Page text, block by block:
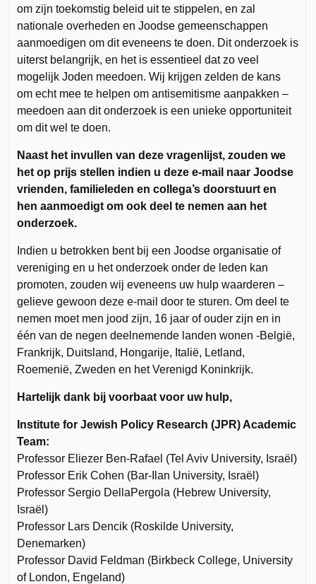
om zijn toekomstig beleid uit te stippelen, en zal
nationale overheden en Joodse gemeenschappen
aanmoedigen om dit eveneens te doen. Dit onderzoek is
uiterst belangrijk, en het is essentieel dat zo veel
mogelijk Joden meedoen. Wij krijgen zelden de kans
om echt mee te helpen om antisemitisme aanpakken –
meedoen aan dit onderzoek is een unieke opportuniteit
om dit wel te doen.
Naast het invullen van deze vragenlijst, zouden we
het op prijs stellen indien u deze e-mail naar Joodse
vrienden, familieleden en collega’s doorstuurt en
hen aanmoedigt om ook deel te nemen aan het
onderzoek.
Indien u betrokken bent bij een Joodse organisatie of
vereniging en u het onderzoek onder de leden kan
promoten, zouden wij eveneens uw hulp waarderen –
gelieve gewoon deze e-mail door te sturen. Om deel te
nemen moet men jood zijn, 16 jaar of ouder zijn en in
één van de negen deelnemende landen wonen -België,
Frankrijk, Duitsland, Hongarije, Italië, Letland,
Roemenië, Zweden en het Verenigd Koninkrijk.
Hartelijk dank bij voorbaat voor uw hulp,
Institute for Jewish Policy Research (JPR) Academic
Team:
Professor Eliezer Ben-Rafael (Tel Aviv University, Israël)
Professor Erik Cohen (Bar-Ilan University, Israël)
Professor Sergio DellaPergola (Hebrew University,
Israël)
Professor Lars Dencik (Roskilde University,
Denemarken)
Professor David Feldman (Birkbeck College, University
of London, Engeland)